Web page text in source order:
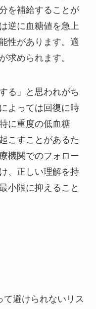
を補給することが
逆に血糖値を急上
性があります。適
求められます。
る」と思われがち
よっては回復に時
に重度の低血糖
こすことがあるた
機関でのフォロー
、正しい理解を持
小限に抑えること
避けられないリス